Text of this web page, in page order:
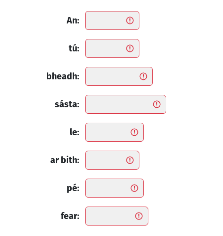
An:
tú:
bheadh:
sásta:
le:
ar bith:
pé:
fear: